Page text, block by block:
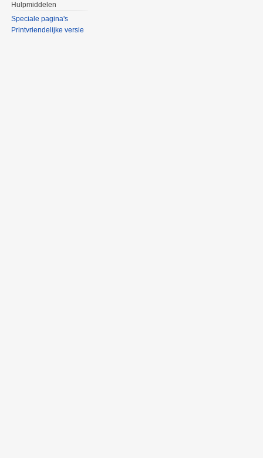
Hulpmiddelen
Speciale pagina's
Printvriendelijke versie